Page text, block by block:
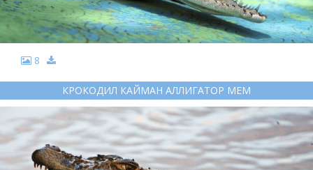
8
КРОКОДИЛ КАЙМАН АЛЛИГАТОР МЕМ